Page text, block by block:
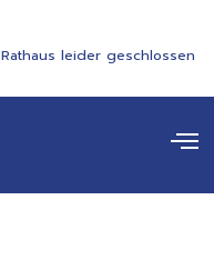
Rathaus leider geschlossen